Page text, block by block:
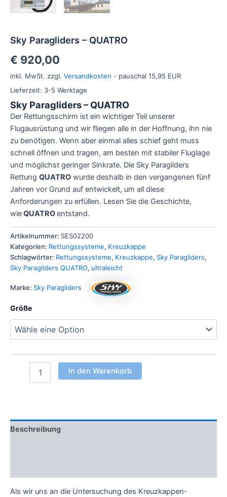
Sky Paragliders – QUATRO
€ 920,00
inkl. MwSt. zzgl. Versandkosten - pauschal 15,95 EUR
Lieferzeit: 3-5 Werktage
Sky Paragliders – QUATRO
Der Rettungsschirm ist ein wichtiger Teil unserer
Flugausrüstung und wir fliegen alle in der Hoffnung, ihn nie
zu benötigen. Wenn aber einmal alles schief geht muss
schnell öffnen und tragen, am besten mit stabiler Fluglage
und möglichst geringer Sinkrate. Die Sky Paragliders
Rettung QUATRO wurde deshalb in den vergangenen fünf
Jahren vor Grund auf entwickelt, um all diese
Anforderungen zu erfüllen. Lesen Sie die Geschichte,
wieQUATROentstand.
Artikelnummer: SES02200
Kategorien: Rettungssysteme, Kreuzkappe
Schlagwörter: Rettungssysteme, Kreuzkappe, Sky Paragliders,
Sky Paragliders QUATRO, ultraleicht
Marke: Sky Paragliders
Größe
In den Warenkorb
Beschreibung
Als wir uns an die Untersuchung des Kreuzkappen-